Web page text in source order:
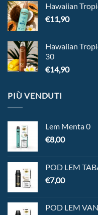
Hawaiian
€11,90
Hawaiian
30
€14,90
PIÙ VENDUTI
Lem Menta 0
€8,00
POD LEM
€7,00
POD LEM